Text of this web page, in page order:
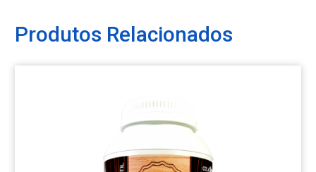
Produtos Relacionados